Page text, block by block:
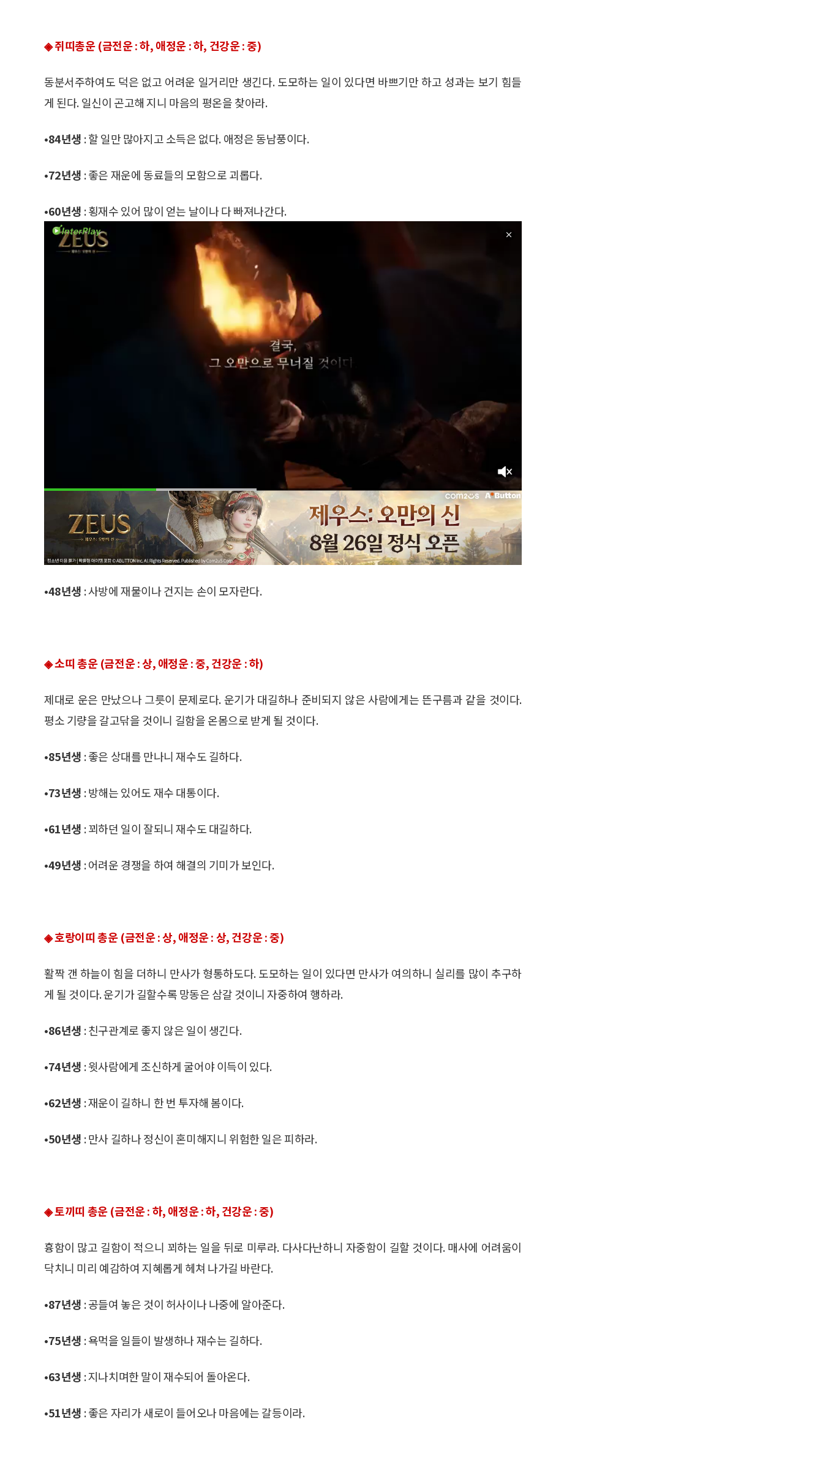
◈ 쥐띠총운 (금전운 : 하, 애정운 : 하, 건강운 : 중)
동분서주하여도 덕은 없고 어려운 일거리만 생긴다. 도모하는 일이 있다면 바쁘기만 하고 성과는 보기 힘들
게 된다. 일신이 곤고해 지니 마음의 평온을 찾아라.
•84년생 : 할 일만 많아지고 소득은 없다. 애정은 동남풍이다.
•72년생 : 좋은 재운에 동료들의 모함으로 괴롭다.
•60년생 : 횡재수 있어 많이 얻는 날이나 다 빠져나간다.
•48년생 : 사방에 재물이나 건지는 손이 모자란다.
◈ 소띠 총운 (금전운 : 상, 애정운 : 중, 건강운 : 하)
제대로 운은 만났으나 그릇이 문제로다. 운기가 대길하나 준비되지 않은 사람에게는 뜬구름과 같을 것이다.
평소 기량을 갈고닦을 것이니 길함을 온몸으로 받게 될 것이다.
•85년생 : 좋은 상대를 만나니 재수도 길하다.
•73년생 : 방해는 있어도 재수 대통이다.
•61년생 : 꾀하던 일이 잘되니 재수도 대길하다.
•49년생 : 어려운 경쟁을 하여 해결의 기미가 보인다.
◈ 호랑이띠 총운 (금전운 : 상, 애정운 : 상, 건강운 : 중)
활짝 갠 하늘이 힘을 더하니 만사가 형통하도다. 도모하는 일이 있다면 만사가 여의하니 실리를 많이 추구하
게 될 것이다. 운기가 길할수록 망동은 삼갈 것이니 자중하여 행하라.
•86년생 : 친구관계로 좋지 않은 일이 생긴다.
•74년생 : 윗사람에게 조신하게 굴어야 이득이 있다.
•62년생 : 재운이 길하니 한 번 투자해 봄이다.
•50년생 : 만사 길하나 정신이 혼미해지니 위험한 일은 피하라.
◈ 토끼띠 총운 (금전운 : 하, 애정운 : 하, 건강운 : 중)
흉함이 많고 길함이 적으니 꾀하는 일을 뒤로 미루라. 다사다난하니 자중함이 길할 것이다. 매사에 어려움이
닥치니 미리 예감하여 지혜롭게 헤쳐 나가길 바란다.
•87년생 : 공들여 놓은 것이 허사이나 나중에 알아준다.
•75년생 : 욕먹을 일들이 발생하나 재수는 길하다.
•63년생 : 지나치며한 말이 재수되어 돌아온다.
•51년생 : 좋은 자리가 새로이 들어오나 마음에는 갈등이라.